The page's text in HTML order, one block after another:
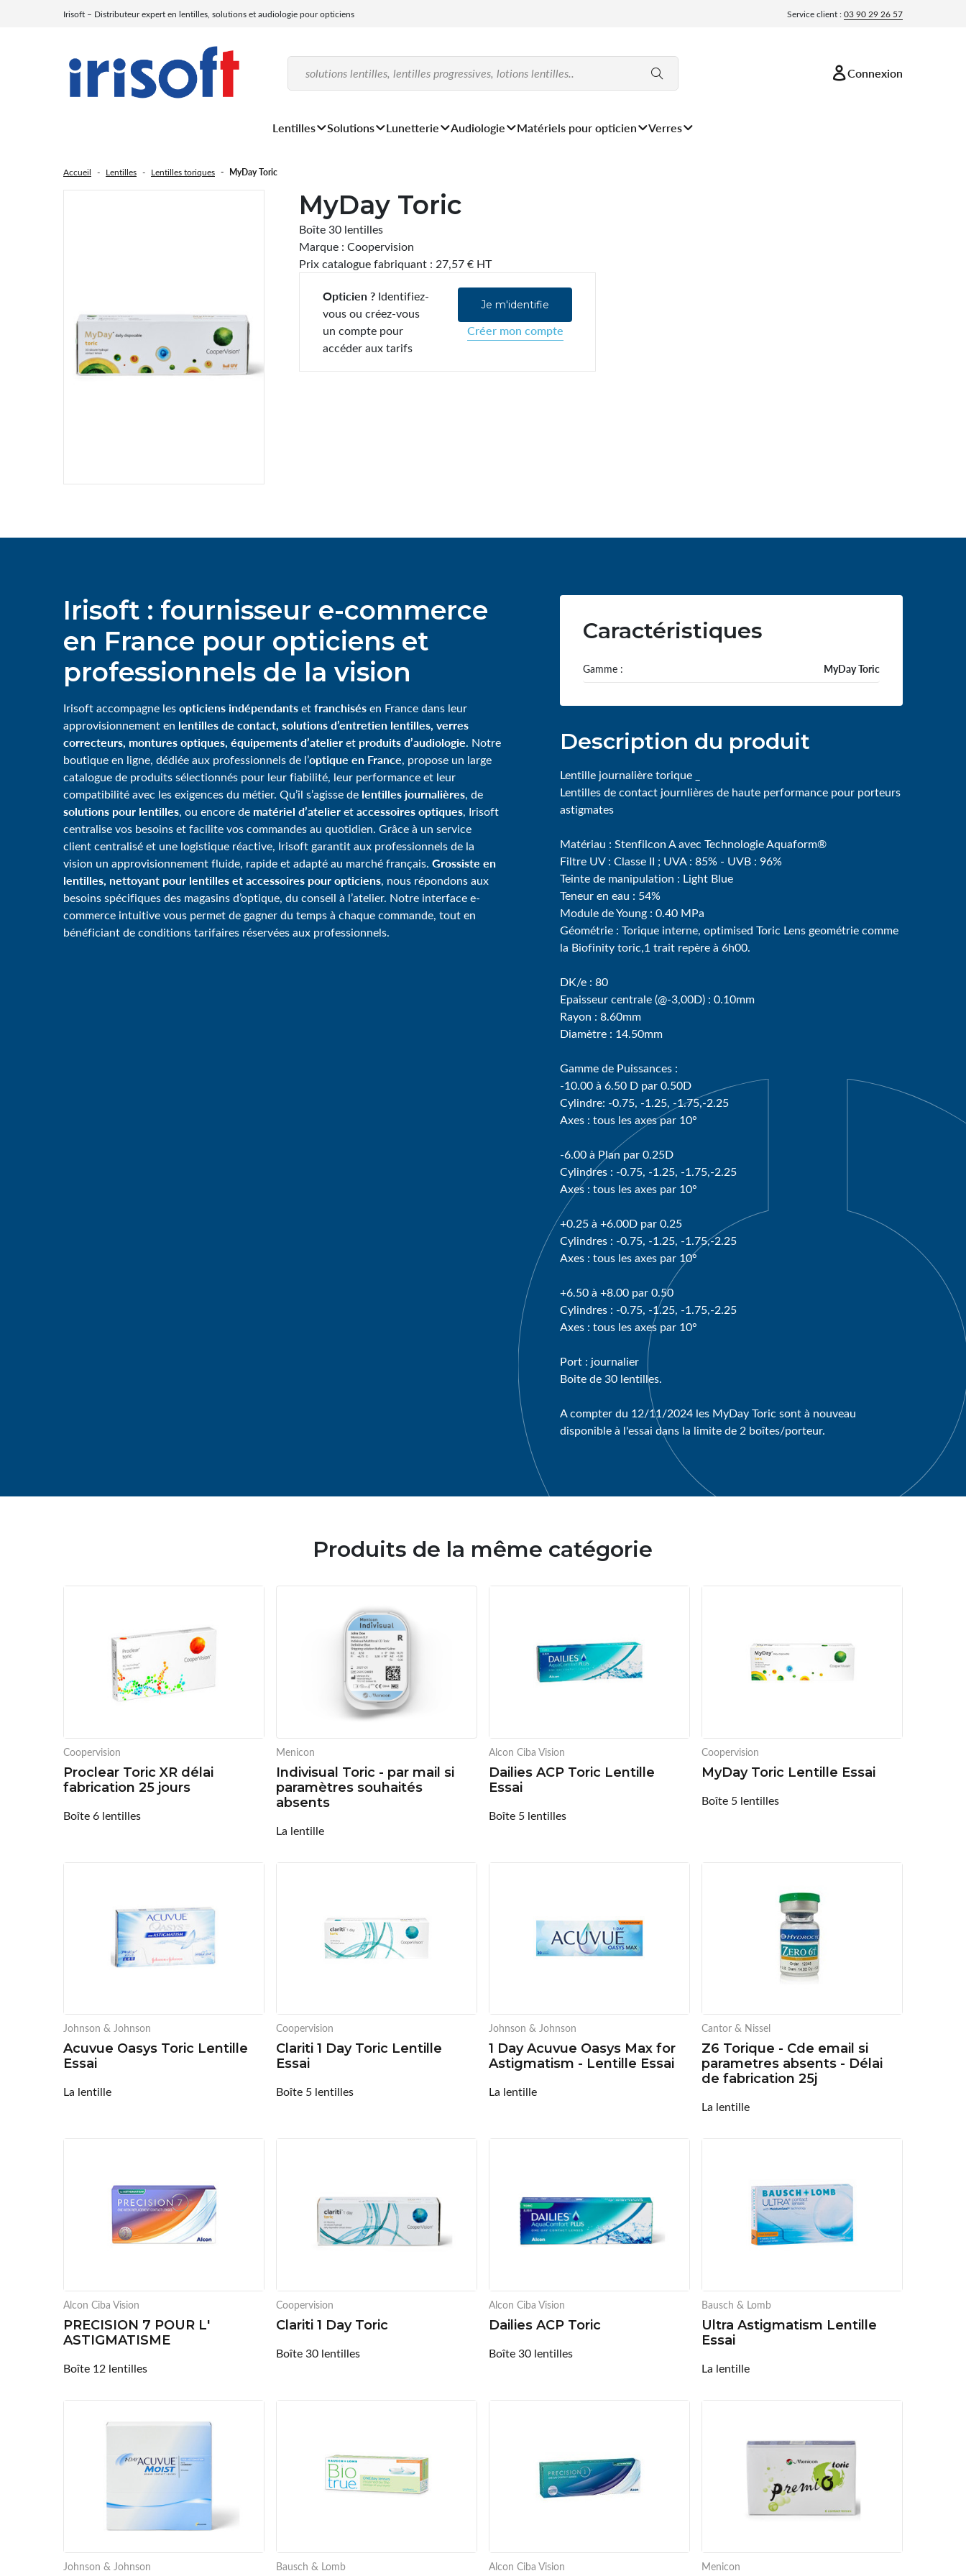
Irisoft – Distributeur expert en lentilles, solutions et audiologie pour opticiens Service client :03 90 29 26 57
Connexion
Lentilles Solutions Lunetterie Audiologie Matériels pour opticien Verres
Accueil Lentilles Lentilles toriques MyDay Toric
MyDay Toric
Boîte 30 lentilles
Marque : Coopervision
Prix catalogue fabriquant : 27,57 € HT
Opticien ?Identifiez-
vous ou créez-vous
un compte pour
accéder aux tarifs
Je m'identifie
Créer mon compte
Irisoft : fournisseur e-commerce
en France pour opticiens et
professionnels de la vision
Irisoft accompagne lesopticiens indépendantsetfranchisésen France dans leur
approvisionnement en lentilles de contact, solutions d’entretien lentilles, verres
correcteurs, montures optiques, équipements d’atelieret produits d’audiologie. Notre
boutique en ligne, dédiée aux professionnels de l’optique en France, propose un large
catalogue de produits sélectionnés pour leur fiabilité, leur performance et leur
compatibilité avec les exigences du métier. Qu’il s’agisse de lentilles journalières, de
solutions pour lentilles, ou encore de matériel d’atelieretaccessoires optiques, Irisoft
centralise vos besoins et facilite vos commandes au quotidien. Grâce à un service
client centralisé et une logistique réactive, Irisoft garantit aux professionnels de la
vision un approvisionnement fluide, rapide et adapté au marché français. Grossiste en
lentilles, nettoyant pour lentilles et accessoires pour opticiens, nous répondons aux
besoins spécifiques des magasins d’optique, du conseil à l’atelier. Notre interface e-
commerce intuitive vous permet de gagner du temps à chaque commande, tout en
bénéficiant de conditions tarifaires réservées aux professionnels.
Caractéristiques
Gamme : MyDay Toric
Description du produit
Lentille journalière torique _
Lentilles de contact journlières de haute performance pour porteurs
astigmates
Matériau : Stenfilcon A avec Technologie Aquaform®
Filtre UV : Classe II ; UVA : 85% - UVB : 96%
Teinte de manipulation : Light Blue
Teneur en eau : 54%
Module de Young : 0.40 MPa
Géométrie : Torique interne, optimised Toric Lens geométrie comme
la Biofinity toric,1 trait repère à 6h00.
DK/e : 80
Epaisseur centrale (@-3,00D) : 0.10mm
Rayon : 8.60mm
Diamètre : 14.50mm
Gamme de Puissances :
-10.00 à 6.50 D par 0.50D
Cylindre: -0.75, -1.25, -1.75,-2.25
Axes : tous les axes par 10°
-6.00 à Plan par 0.25D
Cylindres : -0.75, -1.25, -1.75,-2.25
Axes : tous les axes par 10°
+0.25 à +6.00D par 0.25
Cylindres : -0.75, -1.25, -1.75,-2.25
Axes : tous les axes par 10°
+6.50 à +8.00 par 0.50
Cylindres : -0.75, -1.25, -1.75,-2.25
Axes : tous les axes par 10°
Port : journalier
Boite de 30 lentilles.
A compter du 12/11/2024 les MyDay Toric sont à nouveau
disponible à l'essai dans la limite de 2 boîtes/porteur.
Produits de la même catégorie
Coopervision
Proclear Toric XR délai
fabrication 25 jours
Boîte 6 lentilles
Menicon
Indivisual Toric - par mail si
paramètres souhaités
absents
La lentille
Alcon Ciba Vision
Dailies ACP Toric Lentille
Essai
Boîte 5 lentilles
Coopervision
MyDay Toric Lentille Essai
Boîte 5 lentilles
Johnson & Johnson
Acuvue Oasys Toric Lentille
Essai
La lentille
Coopervision
Clariti 1 Day Toric Lentille
Essai
Boîte 5 lentilles
Johnson & Johnson
1 Day Acuvue Oasys Max for
Astigmatism - Lentille Essai
La lentille
Cantor & Nissel
Z6 Torique - Cde email si
parametres absents - Délai
de fabrication 25j
La lentille
Alcon Ciba Vision
PRECISION 7 POUR L'
ASTIGMATISME
Boîte 12 lentilles
Coopervision
Clariti 1 Day Toric
Boîte 30 lentilles
Alcon Ciba Vision
Dailies ACP Toric
Boîte 30 lentilles
Bausch & Lomb
Ultra Astigmatism Lentille
Essai
La lentille
Johnson & Johnson Bausch & Lomb Alcon Ciba Vision Menicon